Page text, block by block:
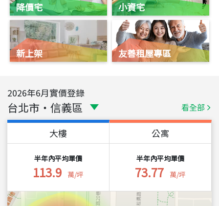
降價宅
新上架
小資宅
友善租屋專區
2026年6月實價登錄
台北市 ・ 信義區 看全部
大樓
半年內平均單價
113.9 萬/坪
公寓
半年內平均單價
73.77 萬/坪